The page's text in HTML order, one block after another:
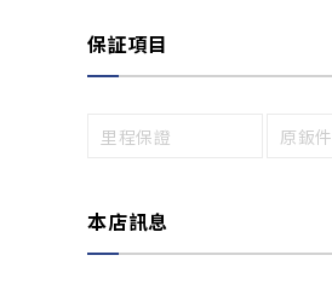
保証項目
里程保證 原鈑件
本店訊息